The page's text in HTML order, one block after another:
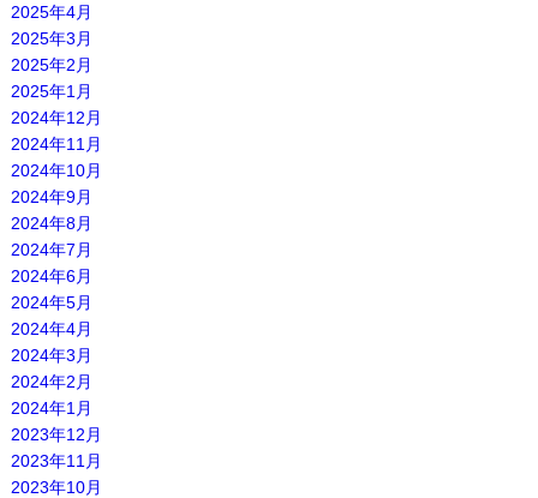
2025年4月
2025年3月
2025年2月
2025年1月
2024年12月
2024年11月
2024年10月
2024年9月
2024年8月
2024年7月
2024年6月
2024年5月
2024年4月
2024年3月
2024年2月
2024年1月
2023年12月
2023年11月
2023年10月